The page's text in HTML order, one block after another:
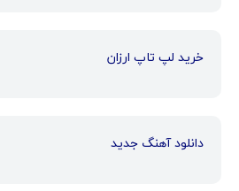
خرید لپ تاپ ارزان
دانلود آهنگ جدید